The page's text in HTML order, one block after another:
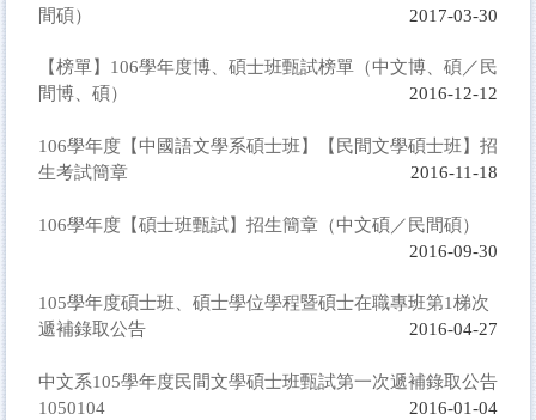
間碩）
2017-03-30
【榜單】106學年度博、碩士班甄試榜單（中文博、碩／民
間博、碩）
2016-12-12
106學年度【中國語文學系碩士班】【民間文學碩士班】招
生考試簡章
2016-11-18
106學年度【碩士班甄試】招生簡章（中文碩／民間碩）
2016-09-30
105學年度碩士班、碩士學位學程暨碩士在職專班第1梯次
遞補錄取公告
2016-04-27
中文系105學年度民間文學碩士班甄試第一次遞補錄取公告
1050104
2016-01-04